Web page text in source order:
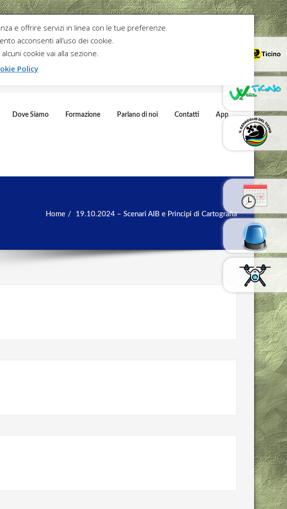
Dove Siamo Formazione Parlano di noi Contatti App
Home 19.10.2024 – Scenari AIB e Principi di Cartografia
e offrire servizi in linea con le tue preferenze.
acconsenti all’uso dei cookie.
cookie vai alla sezione.
Policy